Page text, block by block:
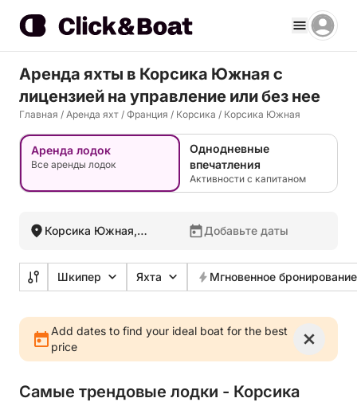
Аренда яхты в Корсика Южная c
лицензией на управление или без нее
Главная / Аренда яхт / Франция / Корсика / Корсика Южная
Аренда лодок
Все аренды лодок
Однодневные
впечатления
Активности с капитаном
Корсика Южная,
Добавьте даты
Шкипер Яхта Мгновенное бронирование
Add dates to find your ideal boat for the best
price
Самые трендовые лодки - Корсика